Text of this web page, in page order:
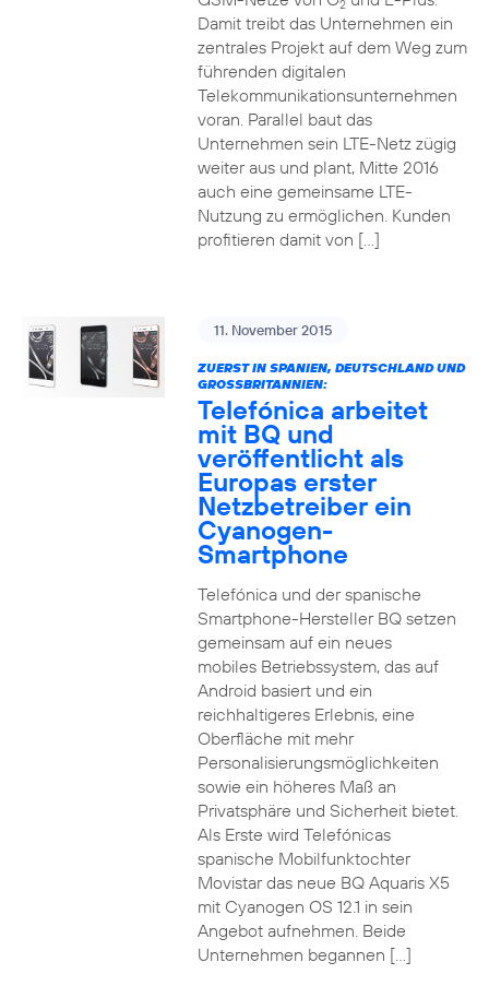
2
Damit treibt das Unternehmen ein
zentrales Projekt auf dem Weg zum
führenden digitalen
Telekommunikationsunternehmen
voran. Parallel baut das
Unternehmen sein LTE-Netz zügig
weiter aus und plant, Mitte 2016
auch eine gemeinsame LTE-
Nutzung zu ermöglichen. Kunden
profitieren damit von […]
11. November 2015
ZUERST IN SPANIEN, DEUTSCHLAND UND
GROSSBRITANNIEN:
Telefónica arbeitet
mit BQ und
veröffentlicht als
Europas erster
Netzbetreiber ein
Cyanogen-
Smartphone
Telefónica und der spanische
Smartphone-Hersteller BQ setzen
gemeinsam auf ein neues
mobiles Betriebssystem, das auf
Android basiert und ein
reichhaltigeres Erlebnis, eine
Oberfläche mit mehr
Personalisierungsmöglichkeiten
sowie ein höheres Maß an
Privatsphäre und Sicherheit bietet.
Als Erste wird Telefónicas
spanische Mobilfunktochter
Movistar das neue BQ Aquaris X5
mit Cyanogen OS 12.1 in sein
Angebot aufnehmen. Beide
Unternehmen begannen […]